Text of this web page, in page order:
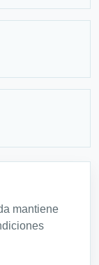
mantiene